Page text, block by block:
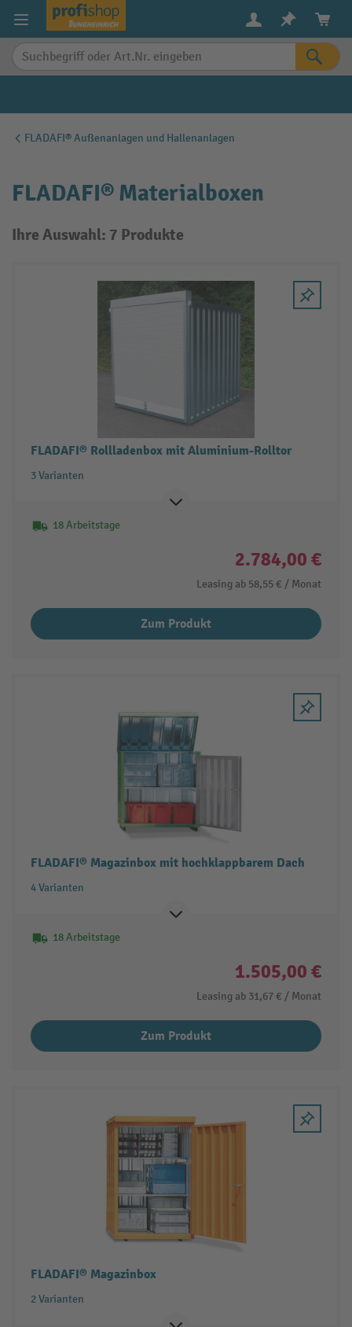
springen
FLADAFI® Außenanlagen und Hallenanlagen
FLADAFI® Materialboxen
Ihre Auswahl: 7 Produkte
FLADAFI® Rollladenbox mit Aluminium-Rolltor
3 Varianten
18 Arbeitstage
2.784,00 €
Leasing ab 58,55 € / Monat
Zum Produkt
FLADAFI® Magazinbox mit hochklappbarem Dach
4 Varianten
18 Arbeitstage
1.505,00 €
Leasing ab 31,67 € / Monat
Zum Produkt
FLADAFI® Magazinbox
2 Varianten